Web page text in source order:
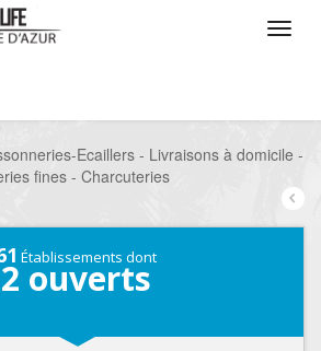
/
Ecaillers - Livraisons à domicile -
fines - Charcuteries
Établissements dont
2 ouverts